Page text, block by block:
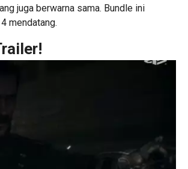
juga berwarna sama. Bundle ini
mendatang.